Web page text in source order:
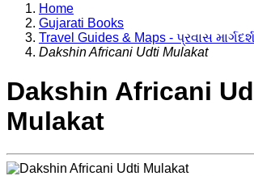
Home
Gujarati Books
Travel Guides & Maps - પ્રવાસ
Dakshin Africani Udti Mulakat
Dakshin Africani
Mulakat